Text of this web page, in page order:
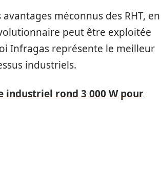
méconnus des RHT, en
peut être exploitée
Infragas représente le meilleur
industriels.
industriel rond 3 000 W pour